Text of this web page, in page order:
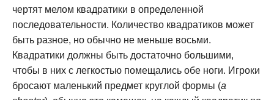
чертят мелом квадратики в определенной
последовательности. Количество квадратиков может
быть разное, но обычно не меньше восьми.
Квадратики должны быть достаточно большими,
чтобы в них с легкостью помещались обе ноги. Игроки
бросают маленький предмет круглой формы (a